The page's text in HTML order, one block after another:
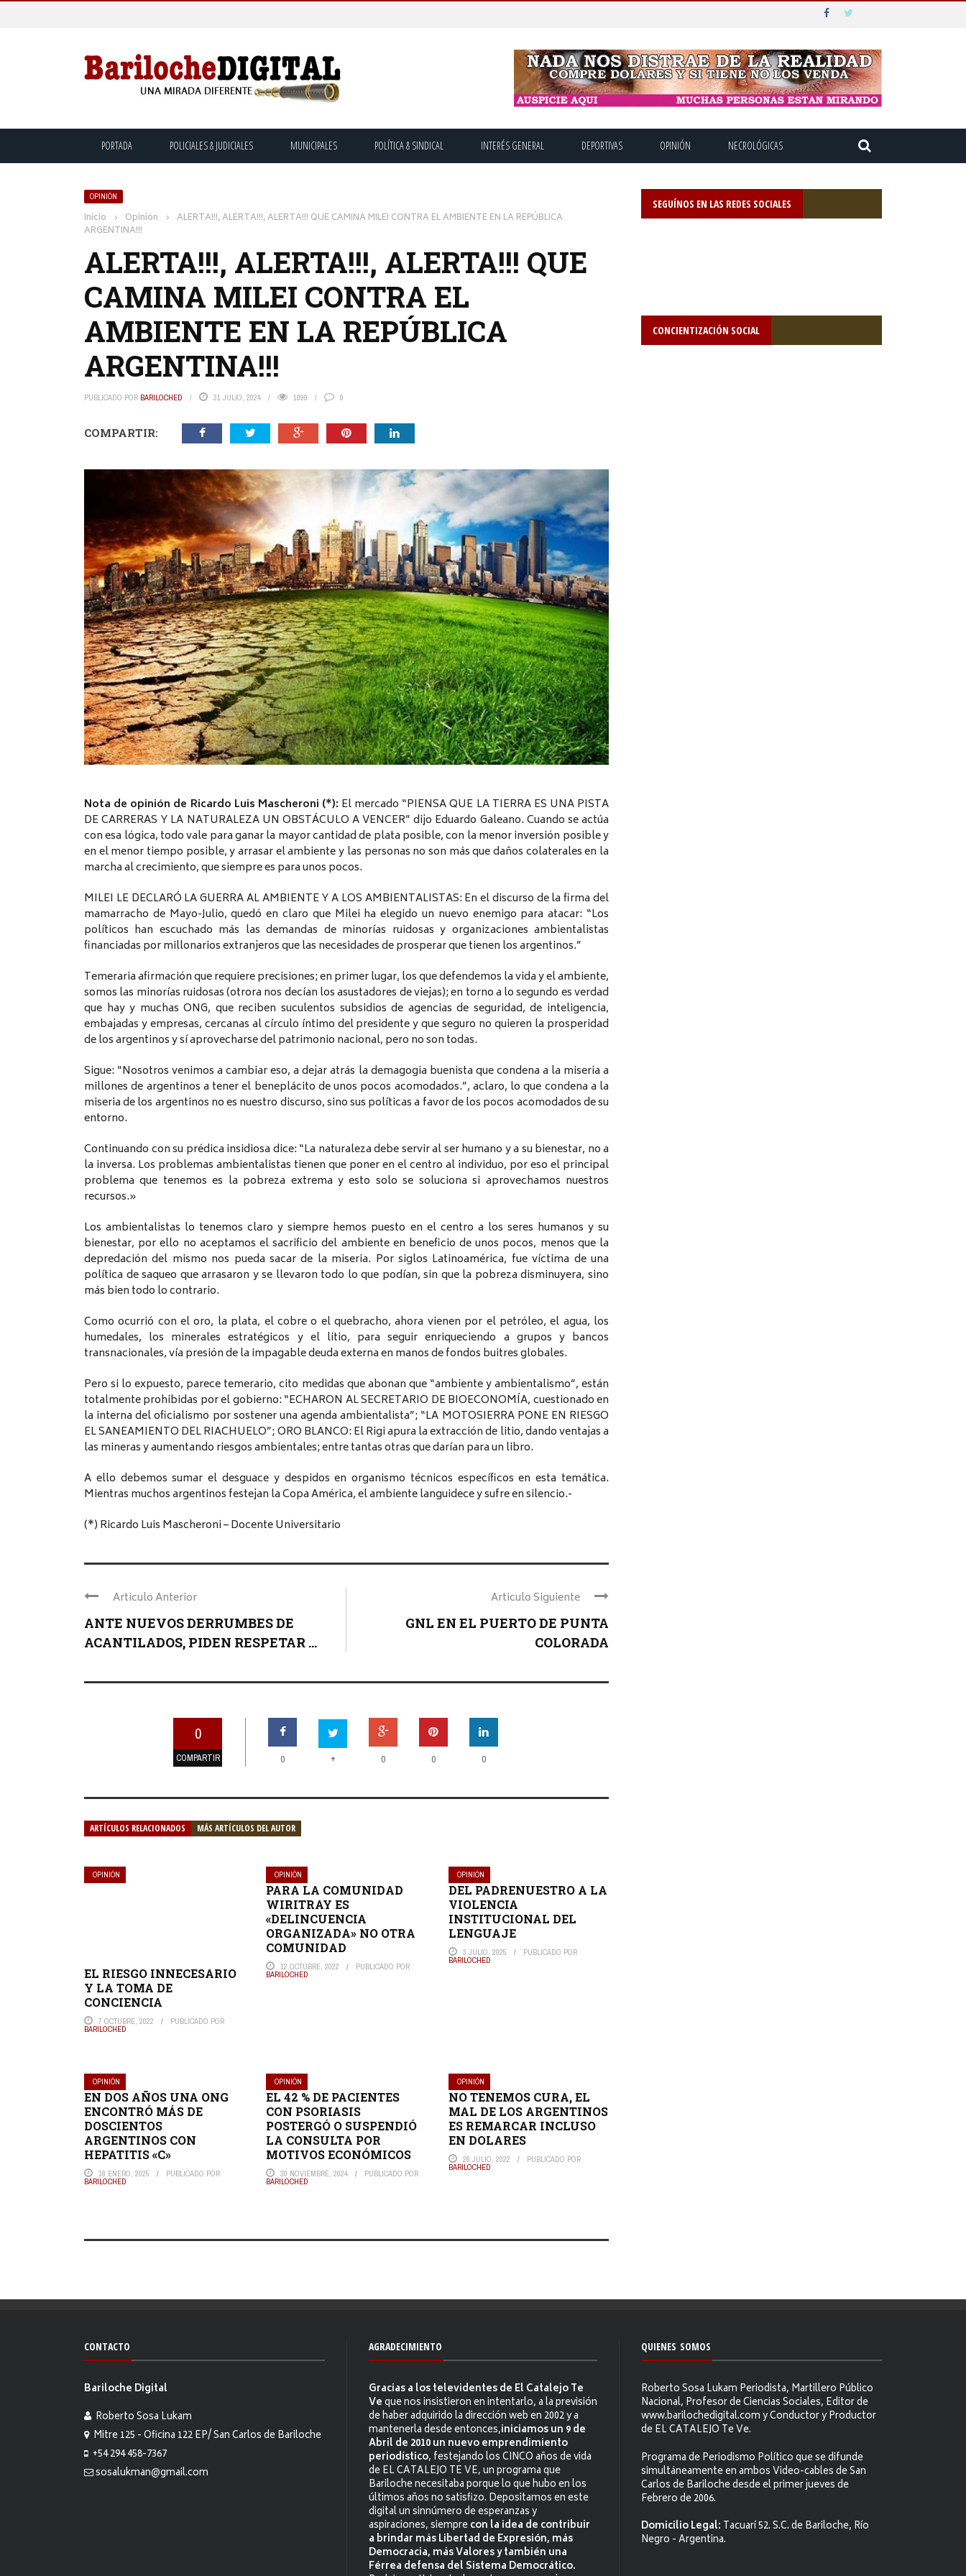
PORTADA POLICIALES & JUDICIALES MUNICIPALES POLÍTICA & SINDICAL INTERÉS GENERAL DEPORTIVAS OPINIÓN NECROLÓGICAS
OPINIÓN
Inicio › Opinión › ALERTA!!!, ALERTA!!!, ALERTA!!! QUE CAMINA MILEI CONTRA EL AMBIENTE EN LA REPÚBLICA
ARGENTINA!!!
ALERTA!!!, ALERTA!!!, ALERTA!!! QUE
CAMINA MILEI CONTRA EL
AMBIENTE EN LA REPÚBLICA
ARGENTINA!!!
PUBLICADO POR BARILOCHED 31 JULIO, 2024 1099 0
COMPARTIR:
Nota de opinión de Ricardo Luis Mascheroni (*): El mercado “PIENSA QUE LA TIERRA ES UNA PISTA
DE CARRERAS Y LA NATURALEZA UN OBSTÁCULO A VENCER” dijo Eduardo Galeano. Cuando se actúa
con esa lógica, todo vale para ganar la mayor cantidad de plata posible, con la menor inversión posible y
en el menor tiempo posible, y arrasar el ambiente y las personas no son más que daños colaterales en la
marcha al crecimiento, que siempre es para unos pocos.
MILEI LE DECLARÓ LA GUERRA AL AMBIENTE Y A LOS AMBIENTALISTAS: En el discurso de la firma del
mamarracho de Mayo-Julio, quedó en claro que Milei ha elegido un nuevo enemigo para atacar: “Los
políticos han escuchado más las demandas de minorías ruidosas y organizaciones ambientalistas
financiadas por millonarios extranjeros que las necesidades de prosperar que tienen los argentinos.”
Temeraria afirmación que requiere precisiones; en primer lugar, los que defendemos la vida y el ambiente,
somos las minorías ruidosas (otrora nos decían los asustadores de viejas); en torno a lo segundo es verdad
que hay y muchas ONG, que reciben suculentos subsidios de agencias de seguridad, de inteligencia,
embajadas y empresas, cercanas al círculo íntimo del presidente y que seguro no quieren la prosperidad
de los argentinos y sí aprovecharse del patrimonio nacional, pero no son todas.
Sigue: “Nosotros venimos a cambiar eso, a dejar atrás la demagogia buenista que condena a la miseria a
millones de argentinos a tener el beneplácito de unos pocos acomodados.”, aclaro, lo que condena a la
miseria de los argentinos no es nuestro discurso, sino sus políticas a favor de los pocos acomodados de su
entorno.
Continuando con su prédica insidiosa dice: “La naturaleza debe servir al ser humano y a su bienestar, no a
la inversa. Los problemas ambientalistas tienen que poner en el centro al individuo, por eso el principal
problema que tenemos es la pobreza extrema y esto solo se soluciona si aprovechamos nuestros
recursos.»
Los ambientalistas lo tenemos claro y siempre hemos puesto en el centro a los seres humanos y su
bienestar, por ello no aceptamos el sacrificio del ambiente en beneficio de unos pocos, menos que la
depredación del mismo nos pueda sacar de la miseria. Por siglos Latinoamérica, fue víctima de una
política de saqueo que arrasaron y se llevaron todo lo que podían, sin que la pobreza disminuyera, sino
más bien todo lo contrario.
Como ocurrió con el oro, la plata, el cobre o el quebracho, ahora vienen por el petróleo, el agua, los
humedales, los minerales estratégicos y el litio, para seguir enriqueciendo a grupos y bancos
transnacionales, vía presión de la impagable deuda externa en manos de fondos buitres globales.
Pero si lo expuesto, parece temerario, cito medidas que abonan que “ambiente y ambientalismo”, están
totalmente prohibidas por el gobierno: “ECHARON AL SECRETARIO DE BIOECONOMÍA, cuestionado en
la interna del oficialismo por sostener una agenda ambientalista”; “LA MOTOSIERRA PONE EN RIESGO
EL SANEAMIENTO DEL RIACHUELO”; ORO BLANCO: El Rigi apura la extracción de litio, dando ventajas a
las mineras y aumentando riesgos ambientales; entre tantas otras que darían para un libro.
A ello debemos sumar el desguace y despidos en organismo técnicos específicos en esta temática.
Mientras muchos argentinos festejan la Copa América, el ambiente languidece y sufre en silencio.-
(*) Ricardo Luis Mascheroni – Docente Universitario
Articulo Anterior
ANTE NUEVOS DERRUMBES DE
ACANTILADOS, PIDEN RESPETAR ...
Articulo Siguiente
GNL EN EL PUERTO DE PUNTA
COLORADA
0
COMPARTIR 0 + 0 0 0
ARTÍCULOS RELACIONADOS MÁS ARTÍCULOS DEL AUTOR
OPINIÓN
EL RIESGO INNECESARIO
Y LA TOMA DE
CONCIENCIA
7 OCTUBRE, 2022 PUBLICADO POR
BARILOCHED
OPINIÓN
PARA LA COMUNIDAD
WIRITRAY ES
«DELINCUENCIA
ORGANIZADA» NO OTRA
COMUNIDAD
12 OCTUBRE, 2022 PUBLICADO POR
BARILOCHED
OPINIÓN
DEL PADRENUESTRO A LA
VIOLENCIA
INSTITUCIONAL DEL
LENGUAJE
3 JULIO, 2025 PUBLICADO POR
BARILOCHED
OPINIÓN
EN DOS AÑOS UNA ONG
ENCONTRÓ MÁS DE
DOSCIENTOS
ARGENTINOS CON
HEPATITIS «C»
18 ENERO, 2025 PUBLICADO POR
BARILOCHED
OPINIÓN
EL 42 % DE PACIENTES
CON PSORIASIS
POSTERGÓ O SUSPENDIÓ
LA CONSULTA POR
MOTIVOS ECONÓMICOS
30 NOVIEMBRE, 2024 PUBLICADO POR
BARILOCHED
OPINIÓN
NO TENEMOS CURA, EL
MAL DE LOS ARGENTINOS
ES REMARCAR INCLUSO
EN DOLARES
26 JULIO, 2022 PUBLICADO POR
BARILOCHED
SEGUÍNOS EN LAS REDES SOCIALES
CONCIENTIZACIÓN SOCIAL
CONTACTO
Bariloche Digital
Roberto Sosa Lukam
Mitre 125 - Oficina 122 EP/ San Carlos de Bariloche
+54 294 458-7367
sosalukman@gmail.com
AGRADECIMIENTO
Gracias a los televidentes de El Catalejo Te
Veque nos insistieron en intentarlo, a la previsión
de haber adquirido la dirección web en 2002 y a
mantenerla desde entonces,iniciamos un 9 de
Abril de 2010 un nuevo emprendimiento
periodístico, festejando los CINCO años de vida
de EL CATALEJO TE VE, un programa que
Bariloche necesitaba porque lo que hubo en los
últimos años no satisfizo. Depositamos en este
digital un sinnúmero de esperanzas y
aspiraciones, siemprecon la idea de contribuir
a brindar más Libertad de Expresión, más
Democracia, más Valores y también una
Férrea defensa del Sistema Democrático.
QUIENES SOMOS
Roberto Sosa Lukam Periodista, Martillero Público
Nacional, Profesor de Ciencias Sociales, Editor de
www.barilochedigital.com y Conductor y Productor
de EL CATALEJO Te Ve.
Programa de Periodismo Político que se difunde
simultáneamente en ambos Video-cables de San
Carlos de Bariloche desde el primer jueves de
Febrero de 2006.
Domicilio Legal: Tacuarí 52. S.C. de Bariloche, Río
Negro - Argentina.